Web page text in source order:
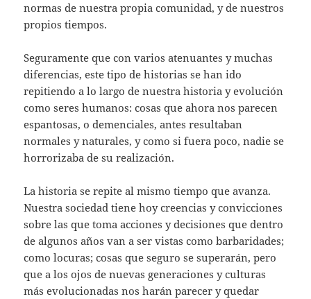
normas de nuestra propia comunidad, y de nuestros
propios tiempos.
Seguramente que con varios atenuantes y muchas
diferencias, este tipo de historias se han ido
repitiendo a lo largo de nuestra historia y evolución
como seres humanos: cosas que ahora nos parecen
espantosas, o demenciales, antes resultaban
normales y naturales, y como si fuera poco, nadie se
horrorizaba de su realización.
La historia se repite al mismo tiempo que avanza.
Nuestra sociedad tiene hoy creencias y convicciones
sobre las que toma acciones y decisiones que dentro
de algunos años van a ser vistas como barbaridades;
como locuras; cosas que seguro se superarán, pero
que a los ojos de nuevas generaciones y culturas
más evolucionadas nos harán parecer y quedar